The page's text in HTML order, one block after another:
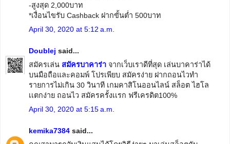
-สูงสุด 2,000บาท
*เงื่อนไขรับ Cashback ฝากขั้นต่ำ 500บาท
April 30, 2020 at 5:12 a.m.
Doublej said...
สมัครเล่น สมัครบาคาร่า จากเว็บเราดีที่สุด เล่นบาคาร่าได้
บนมือถือและคอมพ์ โปรเพียบ สมัครง่าย ฝากถอนไวทำ
รายการไม่เกิน 30 วินาที เกมคาสิโนออนไลน์ สล็อต ไฮโล
เเตกง่าย ถอนไว สมัครครั้งเเรก ฟรีเครดิต100%
April 30, 2020 at 5:15 a.m.
kemika7384 said...